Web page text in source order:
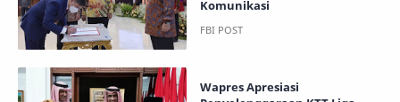
Komunikasi
Wapres Apresiasi